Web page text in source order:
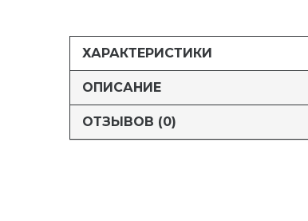
ХАРАКТЕРИСТИКИ
ОПИСАНИЕ
ОТЗЫВОВ (0)